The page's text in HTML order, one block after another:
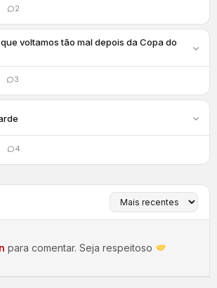
2
voltamos tão mal depois da Copa do
3
4
para comentar. Seja respeitoso